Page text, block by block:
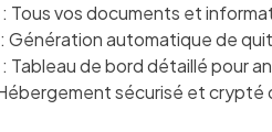
: Tous vos documents et
: Génération automatique de
: Tableau de bord détaillé pour
sécurisé et crypté